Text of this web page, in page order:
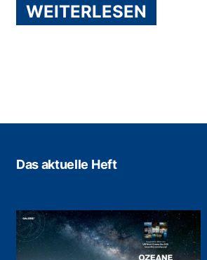
WEITERLESEN
Das aktuelle Heft